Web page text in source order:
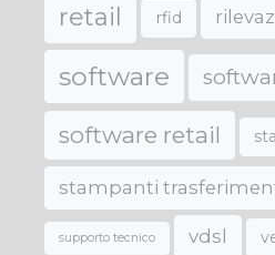
retail rfid
software
software retail
stampanti
supporto tecnico vdsl